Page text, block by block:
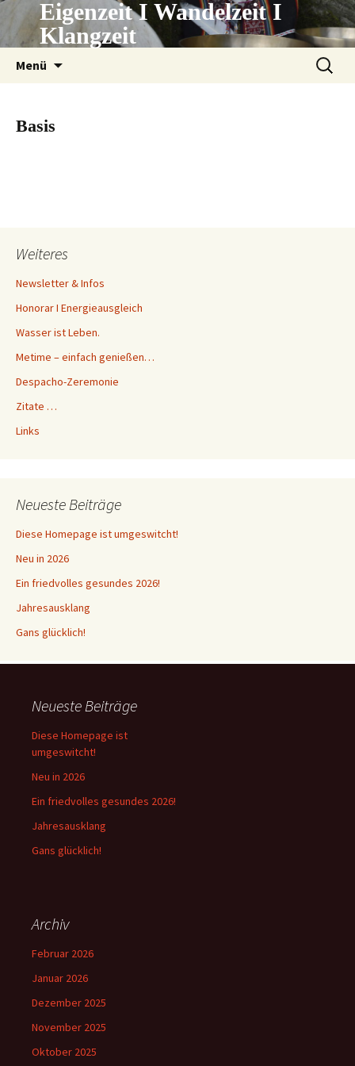
Inhalt
springen
Eigenzeit I Wandelzeit I
Klangzeit
Menü
Suchen
nach:
Basis
Weiteres
Newsletter & Infos
Honorar I Energieausgleich
Wasser ist Leben.
Metime – einfach genießen…
Despacho-Zeremonie
Zitate …
Links
Neueste Beiträge
Diese Homepage ist umgeswitcht!
Neu in 2026
Ein friedvolles gesundes 2026!
Jahresausklang
Gans glücklich!
Neueste Beiträge
Diese Homepage ist
umgeswitcht!
Neu in 2026
Ein friedvolles gesundes 2026!
Jahresausklang
Gans glücklich!
Archiv
Februar 2026
Januar 2026
Dezember 2025
November 2025
Oktober 2025